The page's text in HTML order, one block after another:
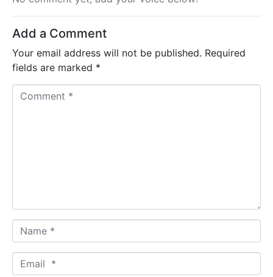
Add a Comment
Your email address will not be published. Required
fields are marked *
a
m
m